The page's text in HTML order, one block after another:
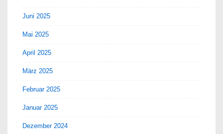
Juni 2025
Mai 2025
April 2025
März 2025
Februar 2025
Januar 2025
Dezember 2024